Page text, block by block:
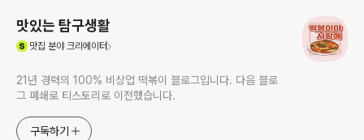
맛있는 탐구생활
맛집 분야 크리에이터
21년 경력의 100% 비상업 떡볶이 블로그입니다. 다음 블로
그 폐쇄로 티스토리로 이전했습니다.
구독하기